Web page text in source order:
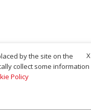
X
by the site on the
collect some information
Policy